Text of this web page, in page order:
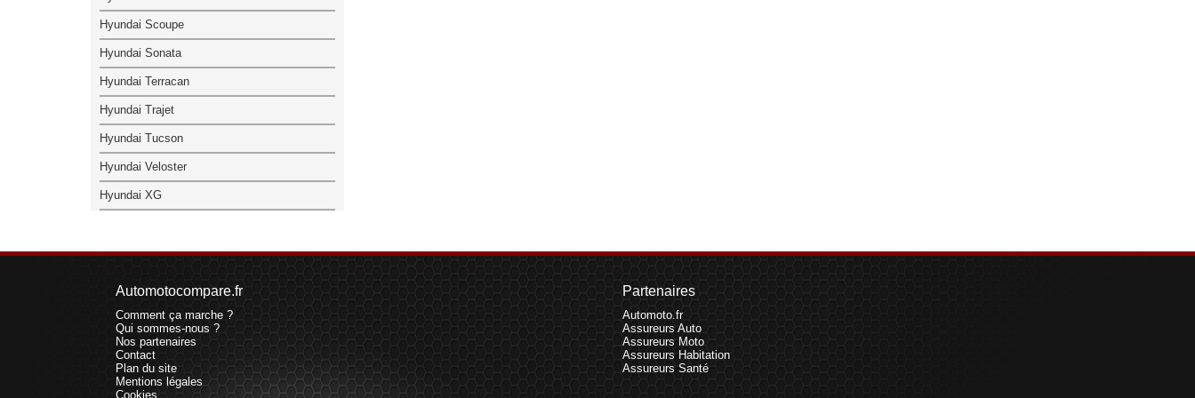
Hyundai Scoupe
Hyundai Sonata
Hyundai Terracan
Hyundai Trajet
Hyundai Tucson
Hyundai Veloster
Hyundai XG
Automotocompare.fr
Comment ça marche ?
Qui sommes-nous ?
Nos partenaires
Contact
Plan du site
Mentions légales
Cookies
Partenaires
Automoto.fr
Assureurs Auto
Assureurs Moto
Assureurs Habitation
Assureurs Santé